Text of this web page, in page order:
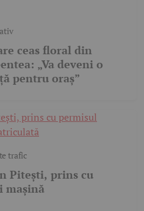
ceas floral din
„Va deveni o
pentru oraș”
trafic
Pitești, prins cu
mașină